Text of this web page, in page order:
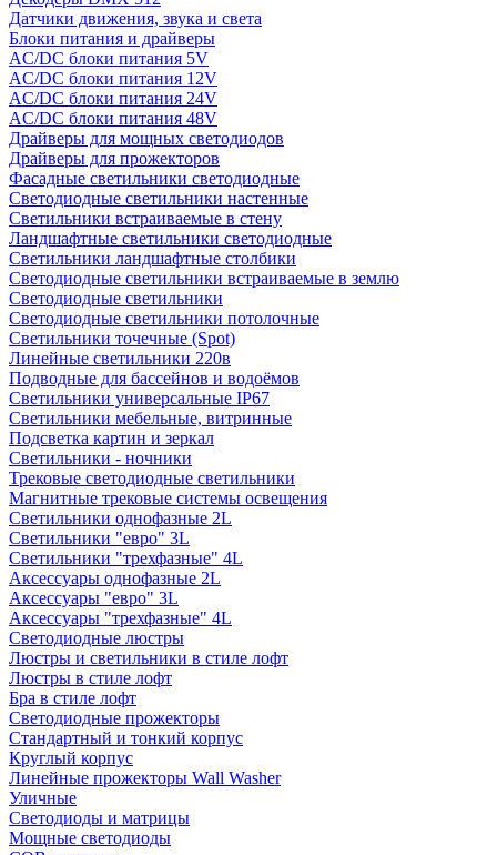
Датчики движения, звука и света
Блоки питания и драйверы
AC/DC блоки питания 5V
AC/DC блоки питания 12V
AC/DC блоки питания 24V
AC/DC блоки питания 48V
Драйверы для мощных светодиодов
Драйверы для прожекторов
Фасадные светильники светодиодные
Светодиодные светильники настенные
Светильники встраиваемые в стену
Ландшафтные светильники светодиодные
Светильники ландшафтные столбики
Светодиодные светильники встраиваемые в землю
Светодиодные светильники
Светодиодные светильники потолочные
Светильники точечные (Spot)
Линейные светильники 220в
Подводные для бассейнов и водоёмов
Светильники универсальные IP67
Светильники мебельные, витринные
Подсветка картин и зеркал
Светильники - ночники
Трековые светодиодные светильники
Магнитные трековые системы освещения
Светильники однофазные 2L
Светильники "евро" 3L
Светильники "трехфазные" 4L
Аксессуары однофазные 2L
Аксессуары "евро" 3L
Аксессуары "трехфазные" 4L
Светодиодные люстры
Люстры и светильники в стиле лофт
Люстры в стиле лофт
Бра в стиле лофт
Светодиодные прожекторы
Стандартный и тонкий корпус
Круглый корпус
Линейные прожекторы Wall Washer
Уличные
Светодиоды и матрицы
Мощные светодиоды